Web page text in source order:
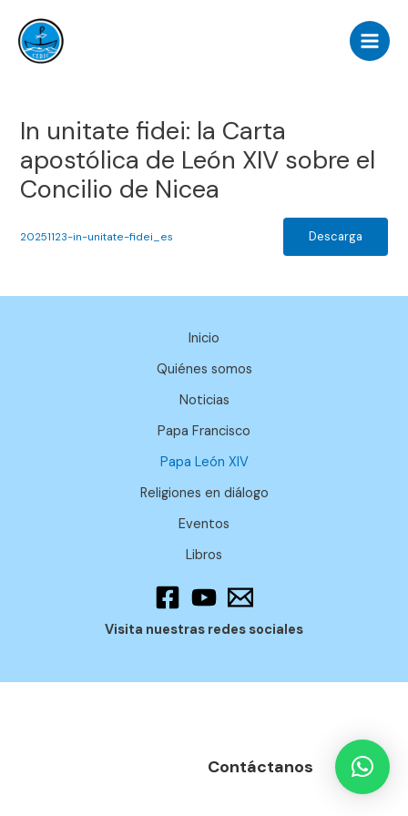
contenido
Main
In unitate fidei: la Carta
apostólica de León XIV sobre el
Concilio de Nicea
20251123-in-unitate-fidei_es Descarga
Inicio
Quiénes somos
Noticias
Papa Francisco
Papa León XIV
Religiones en diálogo
Eventos
Libros
Visita nuestras redes sociales
Contáctanos